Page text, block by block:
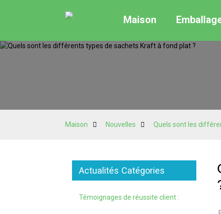
Maison
Maison Nouvelles Quels sont les
Actualités Catégories
Témoignages de réussite client :